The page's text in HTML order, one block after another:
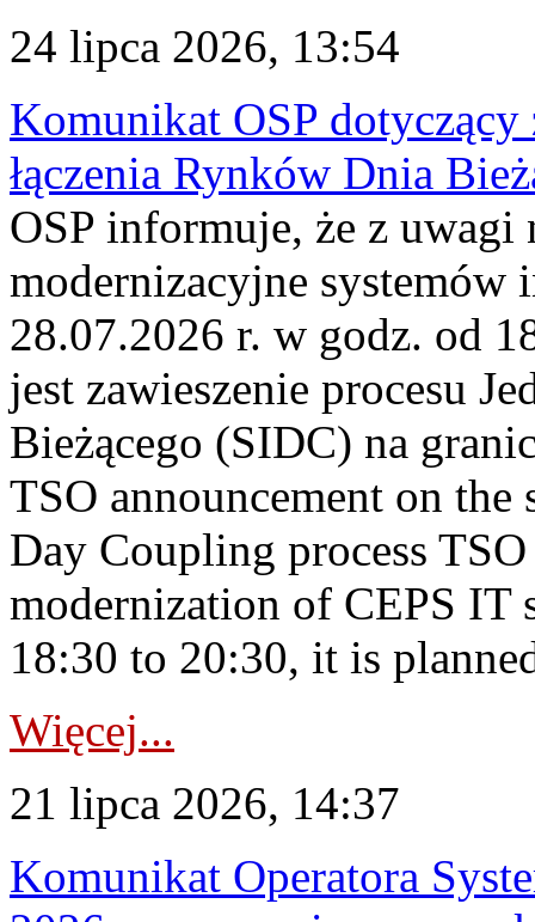
24 lipca 2026, 13:54
Komunikat OSP dotyczący
łączenia Rynków Dnia
OSP informuje, że z uwagi
modernizacyjne
28.07.2026 r. w godz. od
jest zawieszenie procesu
Bieżącego (SIDC) na
TSO announcement on
Day Coupling process
modernization of CEPS IT
18:30 to 20:30, it is
Więcej...
21 lipca 2026, 14:37
Komunikat Operatora